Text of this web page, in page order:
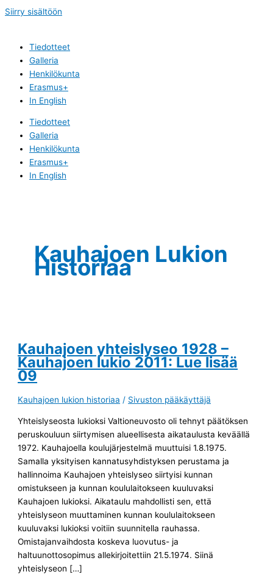
Siirry sisältöön
Tiedotteet
Galleria
Henkilökunta
Erasmus+
In English
Tiedotteet
Galleria
Henkilökunta
Erasmus+
In English
Kauhajoen Lukion
Historiaa
Kauhajoen yhteislyseo 1928 –
Kauhajoen lukio 2011: Lue lisää
09
Kauhajoen lukion historiaa / Sivuston pääkäyttäjä
Yhteislyseosta lukioksi Valtioneuvosto oli tehnyt päätöksen
peruskouluun siirtymisen alueellisesta aikataulusta keväällä
1972. Kauhajoella koulujärjestelmä muuttuisi 1.8.1975.
Samalla yksityisen kannatusyhdistyksen perustama ja
hallinnoima Kauhajoen yhteislyseo siirtyisi kunnan
omistukseen ja kunnan koululaitokseen kuuluvaksi
Kauhajoen lukioksi. Aikataulu mahdollisti sen, että
yhteislyseon muuttaminen kunnan koululaitokseen
kuuluvaksi lukioksi voitiin suunnitella rauhassa.
Omistajanvaihdosta koskeva luovutus- ja
haltuunottosopimus allekirjoitettiin 21.5.1974. Siinä
yhteislyseon […]